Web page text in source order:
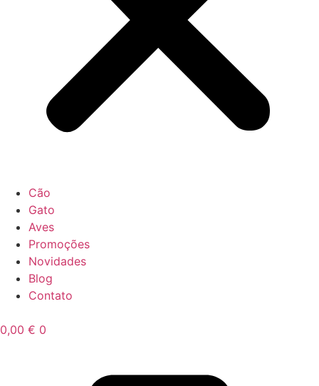
Cão
Gato
Aves
Promoções
Novidades
Blog
Contato
0,00 € 0